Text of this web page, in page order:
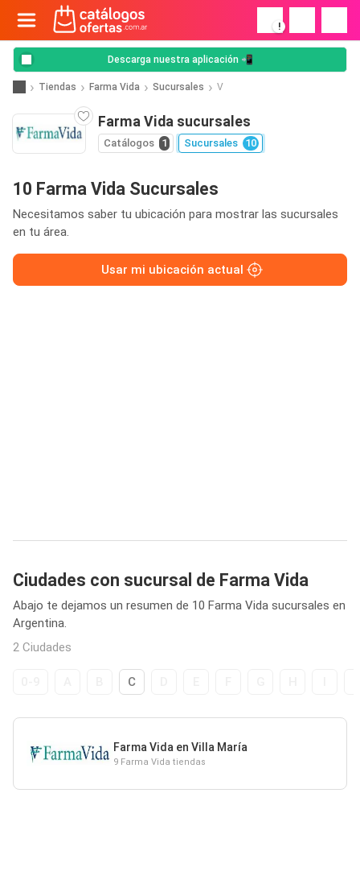
!
Descarga nuestra aplicación 📲
Tiendas Farma Vida Sucursales V
Farma Vida sucursales
Catálogos 1 Sucursales 10
10 Farma Vida Sucursales
Necesitamos saber tu ubicación para mostrar las sucursales
en tu área.
Usar mi ubicación actual
Ciudades con sucursal de Farma Vida
Abajo te dejamos un resumen de 10 Farma Vida sucursales en
Argentina.
2 Ciudades
C
Farma Vida en Villa María
9 Farma Vida tiendas